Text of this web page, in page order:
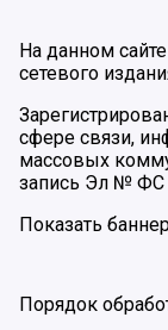
На данном
сетевого
сфере связи,
массовых
запись Эл № ФС
Показать
Порядок